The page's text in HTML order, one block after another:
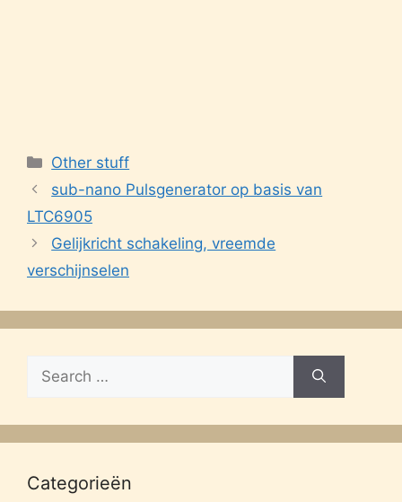
Categories
Other stuff
sub-nano Pulsgenerator op basis van
LTC6905
Gelijkricht schakeling, vreemde
verschijnselen
for:
Categorieën